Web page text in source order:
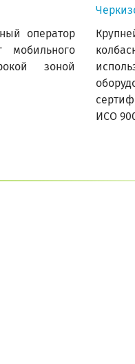
оператор
мобильного
зоной
ИСО